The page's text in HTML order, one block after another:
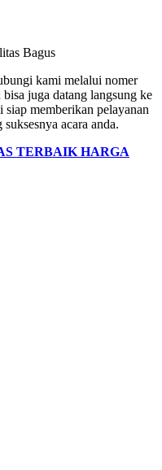
Bagus
kami melalui nomer
juga datang langsung ke
memberikan pelayanan
acara anda.
TERBAIK HARGA